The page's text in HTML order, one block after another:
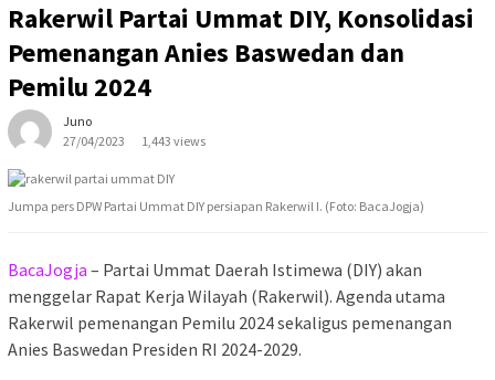
Rakerwil Partai Ummat DIY, Konsolidasi
Pemenangan Anies Baswedan dan
Pemilu 2024
Juno
27/04/2023
1,443 views
Jumpa pers DPW Partai Ummat DIY persiapan Rakerwil I. (Foto: BacaJogja)
BacaJogja – Partai Ummat Daerah Istimewa (DIY) akan
menggelar Rapat Kerja Wilayah (Rakerwil). Agenda utama
Rakerwil pemenangan Pemilu 2024 sekaligus pemenangan
Anies Baswedan Presiden RI 2024-2029.